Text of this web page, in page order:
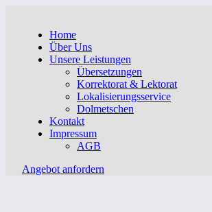
Home
Über Uns
Unsere Leistungen
Übersetzungen
Korrektorat & Lektorat
Lokalisierungsservice
Dolmetschen
Kontakt
Impressum
AGB
Angebot anfordern